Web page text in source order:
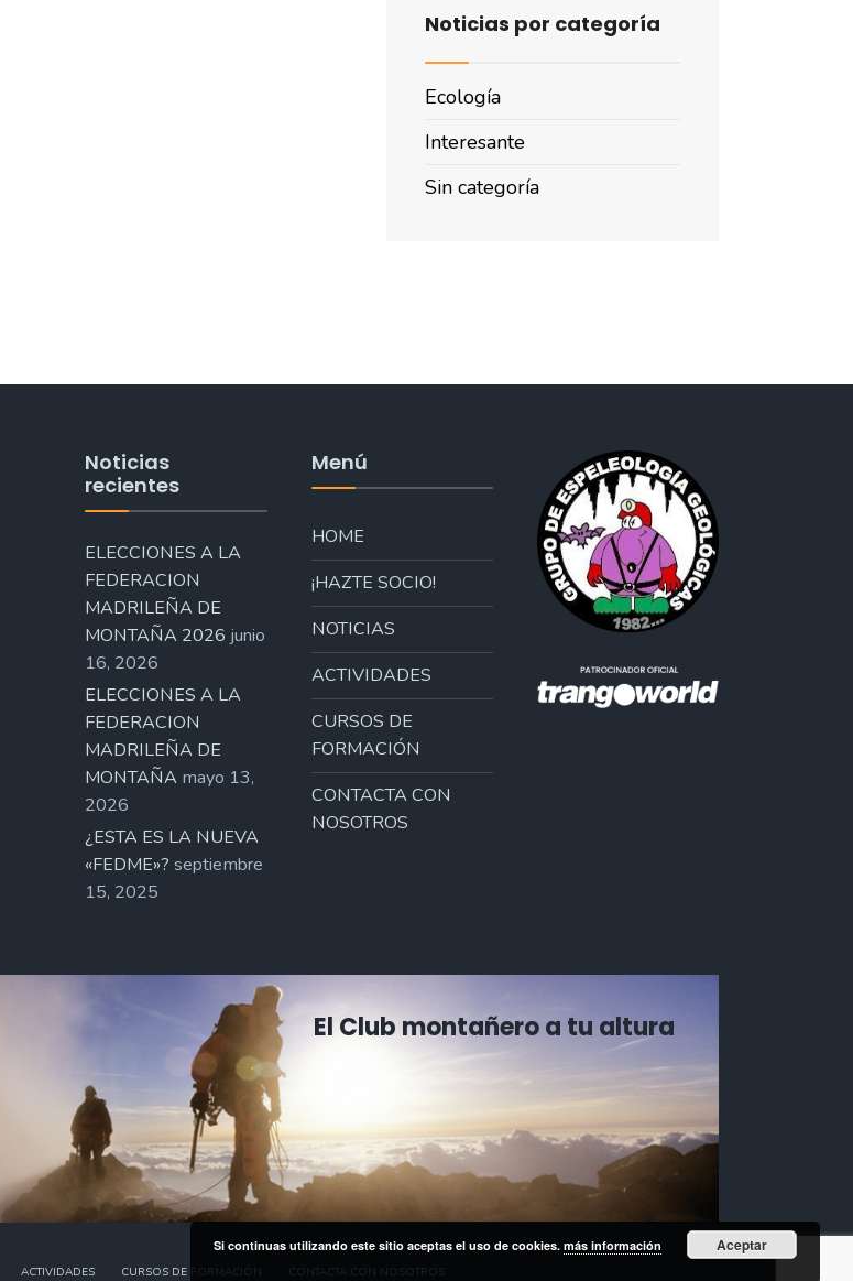
Noticias por categoría
Ecología
Interesante
Sin categoría
Noticias
recientes
ELECCIONES A LA
FEDERACION
MADRILEÑA DE
MONTAÑA 2026 junio
16, 2026
ELECCIONES A LA
FEDERACION
MADRILEÑA DE
MONTAÑA mayo 13,
2026
¿ESTA ES LA NUEVA
«FEDME»? septiembre
15, 2025
Menú
HOME
¡HAZTE SOCIO!
NOTICIAS
ACTIVIDADES
CURSOS DE
FORMACIÓN
CONTACTA CON
NOSOTROS
El Club montañero a tu altura
ACTIVIDADES CURSOS DE FORMACIÓN CONTACTA CON NOSOTROS
Si continuas utilizando este sitio aceptas el uso de cookies. más información Aceptar